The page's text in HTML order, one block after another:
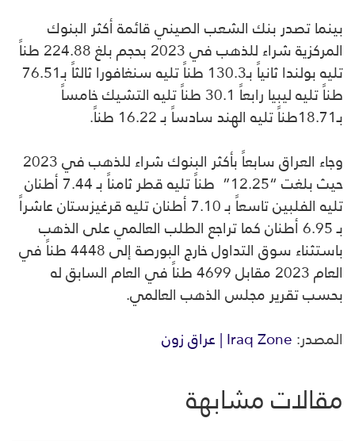
بينما تصدر بنك الشعب الصيني قائمة أكثر البنوك
المركزية شراء للذهب في 2023 بحجم بلغ 224.88 طناً
تليه بولندا ثانياً بـ130.3 طناً تليه سنغافورا ثالثاً بـ76.51
طناً تليه ليبيا رابعاً 30.1 طناً تليه التشيك خامساً
بـ18.71طناً تليه الهند سادساً بـ 16.22 طناً.
وجاء العراق سابعاً بأكثر البنوك شراء للذهب في 2023
حيث بلغت “12.25” طناً تليه قطر ثامناً بـ 7.44 أطنان
تليه الفلبين تاسعاً بـ 7.10 أطنان تليه قرغيزستان عاشراً
بـ 6.95 أطنان كما تراجع الطلب العالمي على الذهب
باستثناء سوق التداول خارج البورصة إلى 4448 طناً في
العام 2023 مقابل 4699 طناً في العام السابق له
بحسب تقرير مجلس الذهب العالمي.
المصدر:Iraq Zone | عراق زون
مقالات مشابهة